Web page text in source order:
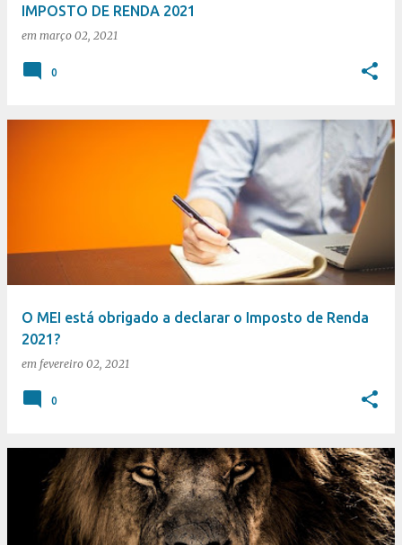
IMPOSTO DE RENDA 2021
em março 02, 2021
0
O MEI está obrigado a declarar o Imposto de Renda
2021?
em fevereiro 02, 2021
0